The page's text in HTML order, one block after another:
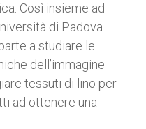
Così insieme ad
di Padova
a studiare le
dell’immagine
tessuti di lino per
ad ottenere una